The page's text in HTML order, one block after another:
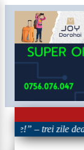
– trei zile